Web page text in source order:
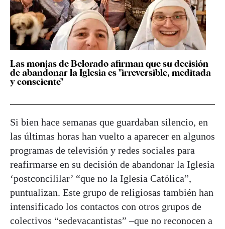
Las monjas de Belorado afirman que su decisión
de abandonar la Iglesia es "irreversible, meditada
y consciente"
Si bien hace semanas que guardaban silencio, en
las últimas horas han vuelto a aparecer en algunos
programas de televisión y redes sociales para
reafirmarse en su decisión de abandonar la Iglesia
‘postconcililar’ “que no la Iglesia Católica”,
puntualizan. Este grupo de religiosas también han
intensificado los contactos con otros grupos de
colectivos “sedevacantistas” –que no reconocen a